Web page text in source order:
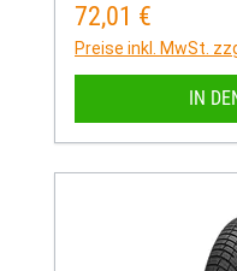
Regulärer Preis:
72,01 €
Preise inkl. MwSt.
IN